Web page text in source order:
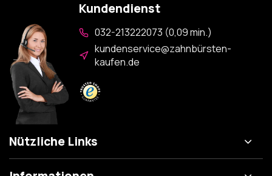
Kundendienst
032-213222073 (0,09 min.)
kundenservice@zahnbürsten-
kaufen.de
Nützliche Links